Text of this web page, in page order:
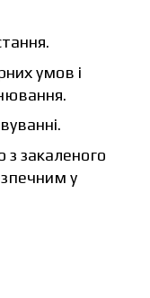
умов і
з закаленого
у